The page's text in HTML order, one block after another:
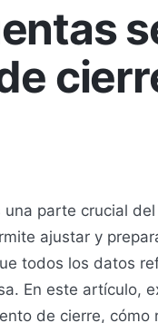
una parte crucial
ajustar y
todos los datos
En este artículo,
de cierre, cómo